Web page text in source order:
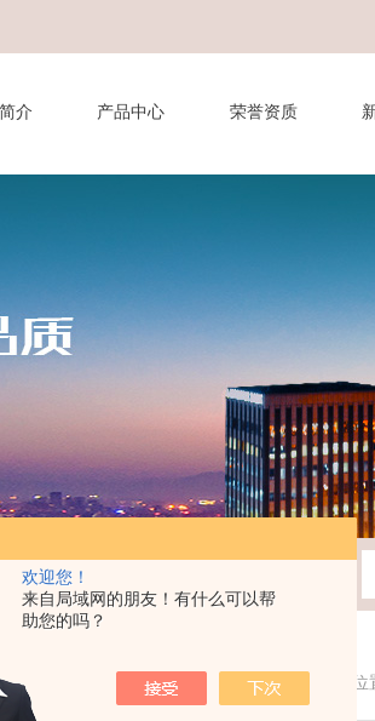
欢迎您！
来自局域网的朋友！有什么可以帮
助您的吗？
介 产品中心 荣誉资质
您现在的位